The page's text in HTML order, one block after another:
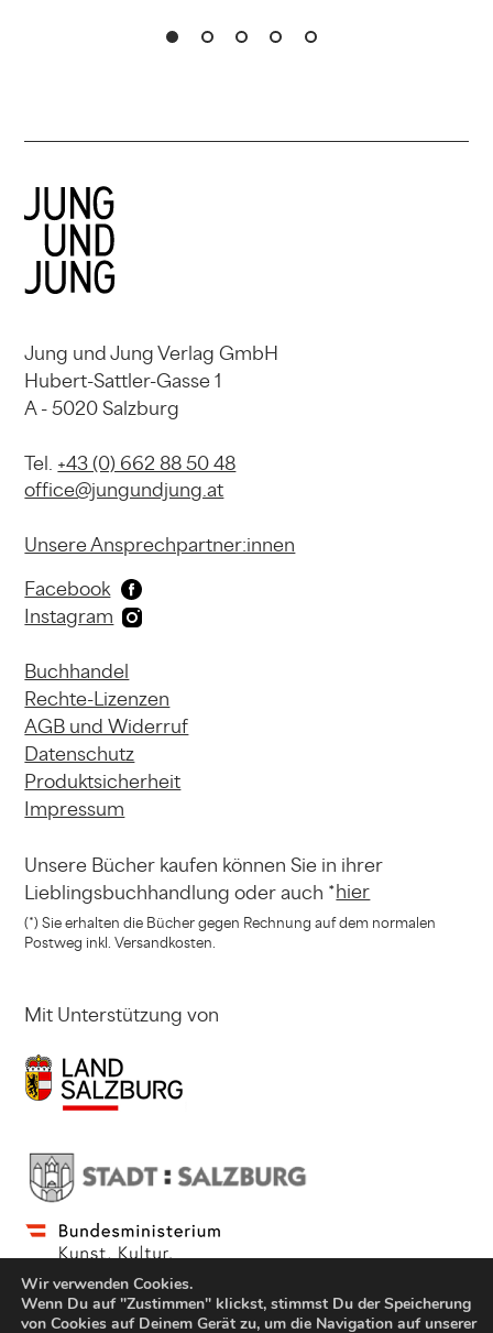
Jung und Jung Verlag GmbH
Hubert-Sattler-Gasse 1
A - 5020 Salzburg
Tel. +43 (0) 662 88 50 48
office@jungundjung.at
Unsere Ansprechpartner:innen
Facebook
Instagram
Buchhandel
Rechte-Lizenzen
AGB und Widerruf
Datenschutz
Produktsicherheit
Impressum
Unsere Bücher kaufen könnenSie in ihrer
Lieblingsbuchhandlung oder auch *hier
(*) Sie erhalten die Bücher gegen Rechnung auf dem normalen
Postweg inkl. Versandkosten.
Mit Unterstützung von
Wir verwenden Cookies.
Wenn Du auf "Zustimmen" klickst, stimmst Du der Speicherung
von Cookies auf Deinem Gerät zu, um die Navigation auf unserer